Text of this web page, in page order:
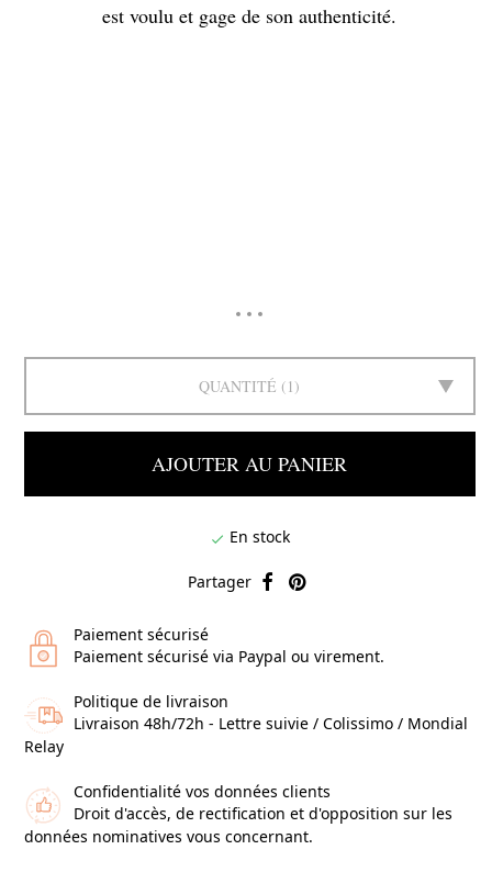
est voulu et gage de son authenticité.
QUANTITÉ 1
AJOUTER AU PANIER
 En stock
Partager
Paiement sécurisé
Paiement sécurisé via Paypal ou virement.
Politique de livraison
Livraison 48h/72h - Lettre suivie / Colissimo / Mondial
Relay
Confidentialité vos données clients
Droit d'accès, de rectification et d'opposition sur les
données nominatives vous concernant.